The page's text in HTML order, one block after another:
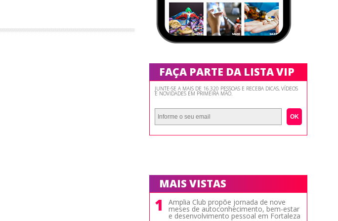
FAÇA PARTE DA LISTA VIP
JUNTE-SE A MAIS DE 16.320 PESSOAS E RECEBA DICAS, VÍDEOS
E NOVIDADES EM PRIMEIRA MÃO.
OK
MAIS VISTAS
1 Amplia Club propõe jornada de nove
meses de autoconhecimento, bem-estar
e desenvolvimento pessoal em Fortaleza